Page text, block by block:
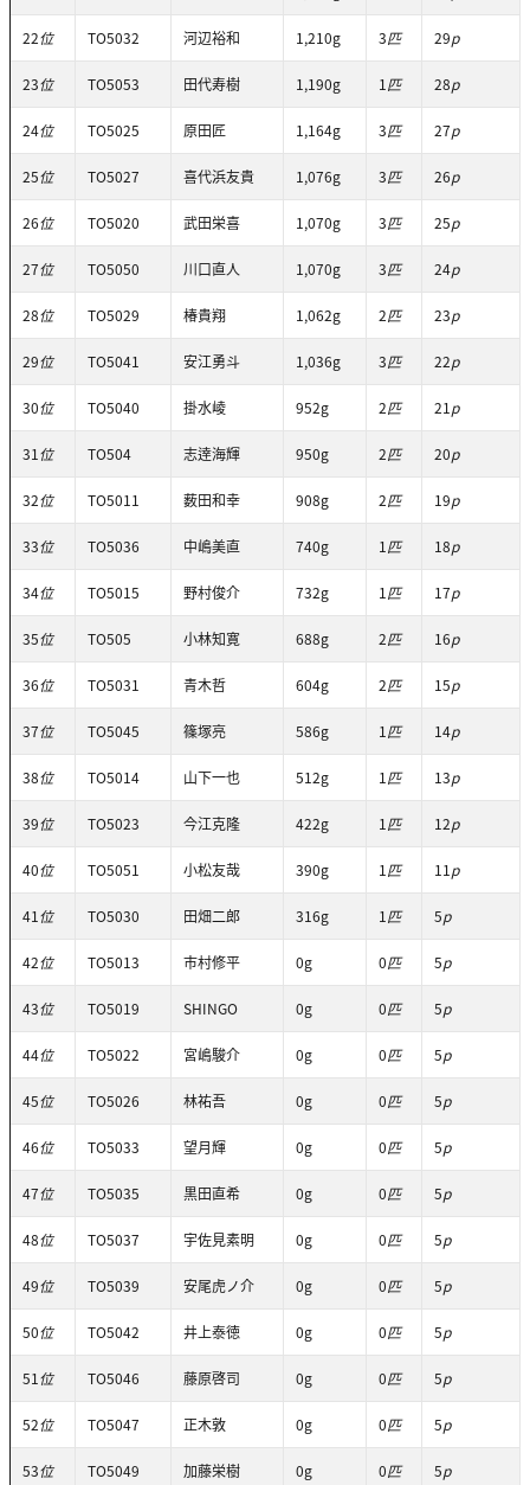
22位 TO5032 河辺裕和 1,210g 3匹 29p
23位 TO5053 田代寿樹 1,190g 1匹 28p
24位 TO5025 原田匠 1,164g 3匹 27p
25位 TO5027 喜代浜友貴 1,076g 3匹 26p
26位 TO5020 武田栄喜 1,070g 3匹 25p
27位 TO5050 川口直人 1,070g 3匹 24p
28位 TO5029 椿貴翔 1,062g 2匹 23p
29位 TO5041 安江勇斗 1,036g 3匹 22p
30位 TO5040 掛水崚 952g 2匹 21p
31位 TO504 志逹海輝 950g 2匹 20p
32位 TO5011 薮田和幸 908g 2匹 19p
33位 TO5036 中嶋美直 740g 1匹 18p
34位 TO5015 野村俊介 732g 1匹 17p
35位 TO505 小林知寛 688g 2匹 16p
36位 TO5031 青木哲 604g 2匹 15p
37位 TO5045 篠塚亮 586g 1匹 14p
38位 TO5014 山下一也 512g 1匹 13p
39位 TO5023 今江克隆 422g 1匹 12p
40位 TO5051 小松友哉 390g 1匹 11p
41位 TO5030 田畑二郎 316g 1匹 5p
42位 TO5013 市村修平 0g 0匹 5p
43位 TO5019 SHINGO 0g 0匹 5p
44位 TO5022 宮嶋駿介 0g 0匹 5p
45位 TO5026 林祐吾 0g 0匹 5p
46位 TO5033 望月輝 0g 0匹 5p
47位 TO5035 黒田直希 0g 0匹 5p
48位 TO5037 宇佐見素明 0g 0匹 5p
49位 TO5039 安尾虎ノ介 0g 0匹 5p
50位 TO5042 井上泰徳 0g 0匹 5p
51位 TO5046 藤原啓司 0g 0匹 5p
52位 TO5047 正木敦 0g 0匹 5p
53位 TO5049 加藤栄樹 0g 0匹 5p